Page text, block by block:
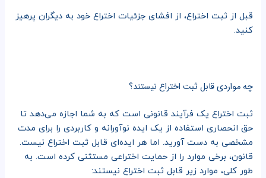
قبل از ثبت اختراع، از افشای جزئیات اختراع خود به دیگران پرهیز
کنید.
چه مواردی قابل ثبت اختراع نیستند؟
ثبت اختراع یک فرآیند قانونی است که به شما اجازه می‌دهد تا
حق انحصاری استفاده از یک ایده نوآورانه و کاربردی را برای مدت
مشخصی به دست آورید. اما هر ایده‌ای قابل ثبت اختراع نیست.
قانون، برخی موارد را از حمایت اختراعی مستثنی کرده است. به
طور کلی، موارد زیر قابل ثبت اختراع نیستند: